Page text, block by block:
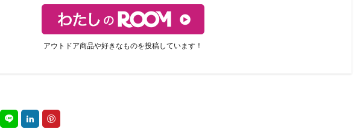
アウトドア商品や好きなものを投稿しています！